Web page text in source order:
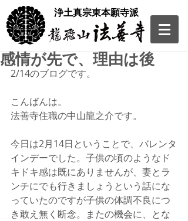
​浄土真宗東本願寺派
感情が先で、理由は後
2/14のブログです。
こんばんは。
法善寺住職の中山龍之介です。
今日は2月14日ということで、バレンタ
インデーでした。子供の頃のようなド
キドキ感は既にありませんが、妻とラ
ンチにでも行きましょうという話にな
っていたのですが子供の体調不良につ
き敢え無く断念。またの機会に、とな